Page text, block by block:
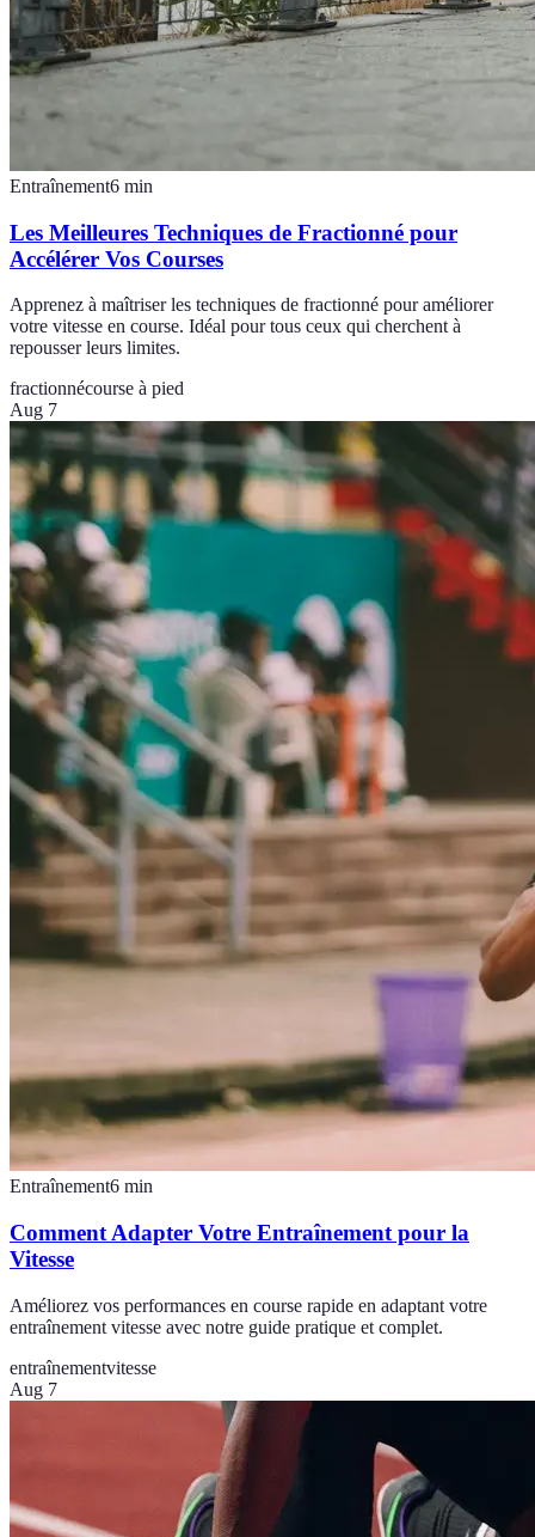
Entraînement6 min
Les Meilleures Techniques de Fractionné pour
Accélérer Vos Courses
Apprenez à maîtriser les techniques de fractionné pour améliorer
votre vitesse en course. Idéal pour tous ceux qui cherchent à
repousser leurs limites.
fractionnécourse à pied
Aug 7
Entraînement6 min
Comment Adapter Votre Entraînement pour la
Vitesse
Améliorez vos performances en course rapide en adaptant votre
entraînement vitesse avec notre guide pratique et complet.
entraînementvitesse
Aug 7